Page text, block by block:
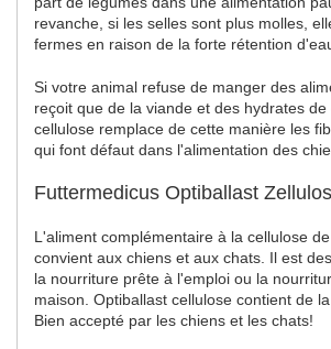
revanche, si les selles sont plus molles,
fermes en raison de la forte rétention
Si votre animal refuse de manger des
reçoit que de la viande et des hydrates de
cellulose remplace de cette manière les
qui font défaut dans l'alimentation des
Futtermedicus Optiballast
L'aliment complémentaire à la cellulose
convient aux chiens et aux chats. Il est
la nourriture prête à l'emploi ou la
maison. Optiballast cellulose contient de
Bien accepté par les chiens et les chats!